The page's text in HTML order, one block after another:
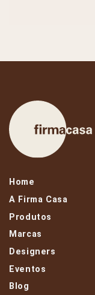
Home
A Firma Casa
Produtos
Marcas
Designers
Eventos
Blog